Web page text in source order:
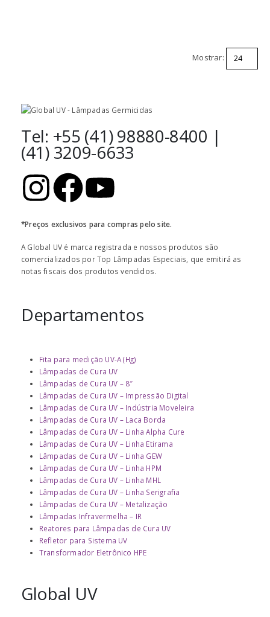
Mostrar:
Tel: +55 (41) 98880-8400 |
(41) 3209-6633
*Preços exclusivos para compras pelo site.
A Global UV é marca registrada e nossos produtos são
comercializados por Top Lâmpadas Especiais, que emitirá as
notas fiscais dos produtos vendidos.
Departamentos
Fita para medição UV-A (Hg)
Lâmpadas de Cura UV
Lâmpadas de Cura UV – 8″
Lâmpadas de Cura UV – Impressão Digital
Lâmpadas de Cura UV – Indústria Moveleira
Lâmpadas de Cura UV – Laca Borda
Lâmpadas de Cura UV – Linha Alpha Cure
Lâmpadas de Cura UV – Linha Etirama
Lâmpadas de Cura UV – Linha GEW
Lâmpadas de Cura UV – Linha HPM
Lâmpadas de Cura UV – Linha MHL
Lâmpadas de Cura UV – Linha Serigrafia
Lâmpadas de Cura UV – Metalização
Lâmpadas Infravermelha – IR
Reatores para Lâmpadas de Cura UV
Refletor para Sistema UV
Transformador Eletrônico HPE
Global UV